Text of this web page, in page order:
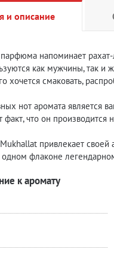
и описание
парфюма напоминает
как мужчины, так и
хочется смаковать,
нот аромата является
факт, что он
привлекает
флаконе
к аромату